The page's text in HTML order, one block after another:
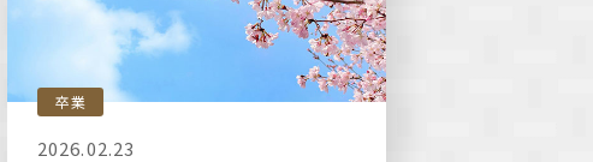
卒業
2026.02.23